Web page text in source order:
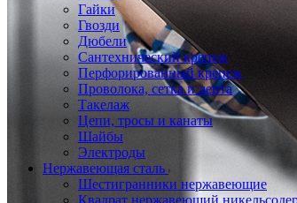
Гайки
Гвозди
Дюбели
Сантехнический крепеж
Перфорированный крепеж
Проволока, сетка и лента
Такелаж
Цепи, тросы и канаты
Шайбы
Электроды
Нержавеющая сталь
Шестигранники нержавеющие
Квадрат нержавеющий